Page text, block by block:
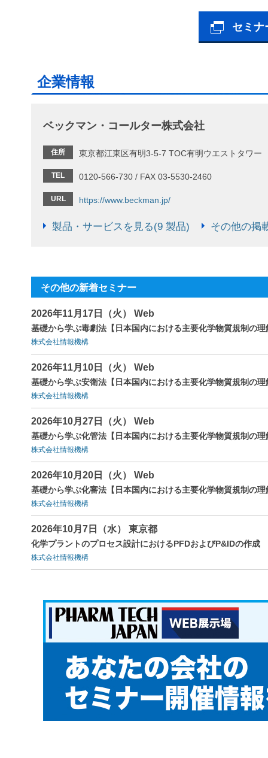
セミナ
企業情報
ベックマン・コールター株式会社
住所 東京都江東区有明3-5-7 TOC有明ウエストタワー
TEL 0120-566-730 / FAX 03-5530-2460
URL https://www.beckman.jp/
製品・サービスを見る(9 製品) その他の掲
その他の新着セミナー
2026年11月17日（火） Web
基礎から学ぶ毒劇法【日本国内における主要化学物質規制の
株式会社情報機構
2026年11月10日（火） Web
基礎から学ぶ安衛法【日本国内における主要化学物質規制の
株式会社情報機構
2026年10月27日（火） Web
基礎から学ぶ化管法【日本国内における主要化学物質規制の
株式会社情報機構
2026年10月20日（火） Web
基礎から学ぶ化審法【日本国内における主要化学物質規制の
株式会社情報機構
2026年10月7日（水） 東京都
化学プラントのプロセス設計におけるPFDおよびP&IDの作成
株式会社情報機構